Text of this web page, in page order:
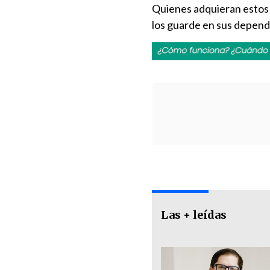
Quienes adquieran
los guarde en sus
Las + leídas